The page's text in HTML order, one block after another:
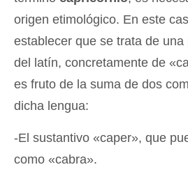
origen etimológico. En este
establecer que se trata de
del latín, concretamente de
es fruto de la suma de dos
dicha lengua:
-El sustantivo «caper», que
como «cabra».